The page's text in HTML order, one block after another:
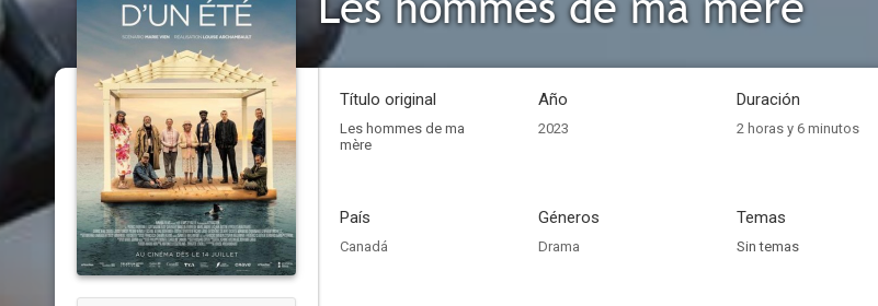
Título original
Les hommes de ma
mère
Año
2023
Duración
2 horas y 6 minutos
País
Canadá
Géneros
Drama
Temas
Sin temas